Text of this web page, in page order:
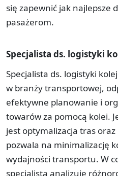
się zapewnić jak najlepsze
pasażerom.
Specjalista ds. logistyki
Specjalista ds. logistyki
w branży transportowej,
efektywne planowanie i
towarów za pomocą kolei.
jest optymalizacja tras
pozwala na minimalizację
wydajności transportu. W
specjalista analizuje